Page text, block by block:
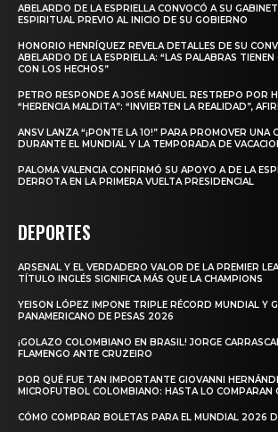
ABELARDO DE LA ESPRIELLA CONVOCÓ A SU
ESPIRITUAL PREVIO AL INICIO DE SU GOBIERNO
HONORIO HENRÍQUEZ REVELA DETALLES DE SU
ABELARDO DE LA ESPRIELLA: “LAS PALABRAS TIENEN
CON LOS HECHOS”
PETRO RESPONDE A JOSÉ MANUEL RESTREPO POR
“HERENCIA MALDITA”: “INVIERTEN LA REALIDAD”,
ANSV LANZA “¡PONTE LA 10!” PARA PROMOVER UNA
DURANTE EL MUNDIAL Y LA TEMPORADA DE
PALOMA VALENCIA CONFIRMÓ SU APOYO A DE LA
DERROTA EN LA PRIMERA VUELTA PRESIDENCIAL
DEPORTES
ARSENAL Y EL VERDADERO VALOR DE LA PREMIER
TÍTULO INGLÉS SIGNIFICA MÁS QUE LA CHAMPIONS
YEISON LÓPEZ IMPONE TRIPLE RÉCORD MUNDIAL Y
PANAMERICANO DE PESAS 2026
¡GOLAZO COLOMBIANO EN BRASIL! JORGE
FLAMENGO ANTE CRUZEIRO
POR QUÉ FUE TAN IMPORTANTE GIOVANNI
MICROFUTBOL COLOMBIANO: HASTA LO COMPARAN
CÓMO COMPRAR BOLETAS PARA EL MUNDIAL 2026